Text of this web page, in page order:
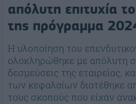
απόλυτη επιτυχία
της πρόγραμμα
Η υλοποίηση του
ολοκληρώθηκε με απόλυτη
δεσμεύσεις της εταιρείας,
των κεφαλαίων διατέθηκε
τους σκοπούς που είχαν